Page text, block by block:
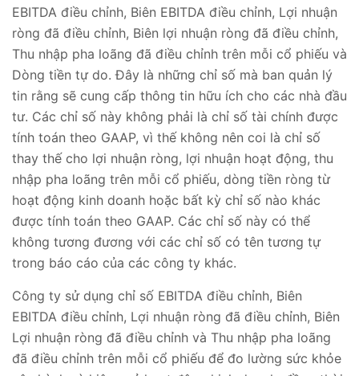
EBITDA điều chỉnh, Biên EBITDA điều chỉnh, Lợi nhuận
ròng đã điều chỉnh, Biên lợi nhuận ròng đã điều chỉnh,
Thu nhập pha loãng đã điều chỉnh trên mỗi cổ phiếu và
Dòng tiền tự do. Đây là những chỉ số mà ban quản lý
tin rằng sẽ cung cấp thông tin hữu ích cho các nhà đầu
tư. Các chỉ số này không phải là chỉ số tài chính được
tính toán theo GAAP, vì thế không nên coi là chỉ số
thay thế cho lợi nhuận ròng, lợi nhuận hoạt động, thu
nhập pha loãng trên mỗi cổ phiếu, dòng tiền ròng từ
hoạt động kinh doanh hoặc bất kỳ chỉ số nào khác
được tính toán theo GAAP. Các chỉ số này có thể
không tương đương với các chỉ số có tên tương tự
trong báo cáo của các công ty khác.
Công ty sử dụng chỉ số EBITDA điều chỉnh, Biên
EBITDA điều chỉnh, Lợi nhuận ròng đã điều chỉnh, Biên
Lợi nhuận ròng đã điều chỉnh và Thu nhập pha loãng
đã điều chỉnh trên mỗi cổ phiếu để đo lường sức khỏe